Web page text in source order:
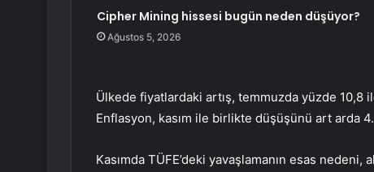
Cipher Mining hissesi bugün neden düşüyor?
Ağustos 5, 2026
Ülkede fiyatlardaki artış, temmuzda yüzde 10,8
Enflasyon, kasım ile birlikte düşüşünü art arda 4.
Kasımda TÜFE’deki yavaşlamanın esas